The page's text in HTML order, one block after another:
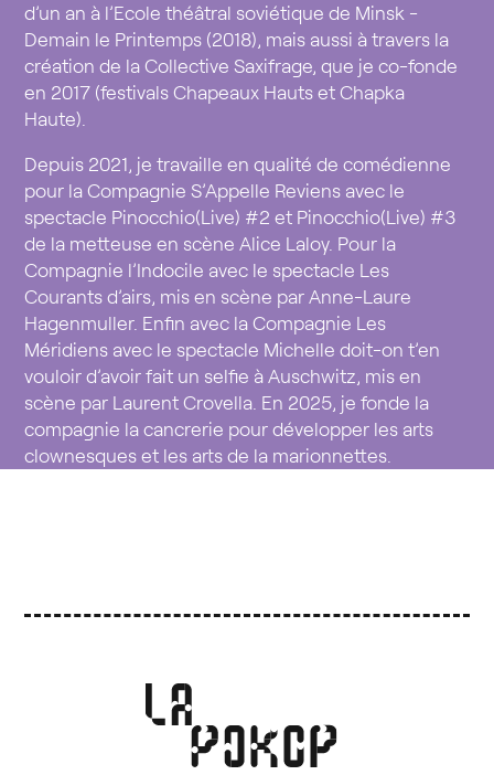
d’un an à l’Ecole théâtral soviétique de Minsk -
Demain le Printemps (2018), mais aussi à travers la
création de la Collective Saxifrage, que je co-fonde
en 2017 (festivals Chapeaux Hauts et Chapka
Haute).
Depuis 2021, je travaille en qualité de comédienne
pour la Compagnie S’Appelle Reviens avec le
spectacle Pinocchio(Live) #2 et Pinocchio(Live) #3
de la metteuse en scène Alice Laloy. Pour la
Compagnie l’Indocile avec le spectacle Les
Courants d’airs, mis en scène par Anne-Laure
Hagenmuller. Enfin avec la Compagnie Les
Méridiens avec le spectacle Michelle doit-on t’en
vouloir d’avoir fait un selfie à Auschwitz, mis en
scène par Laurent Crovella. En 2025, je fonde la
compagnie la cancrerie pour développer les arts
clownesques et les arts de la marionnettes.